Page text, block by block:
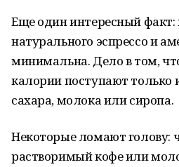
Еще один интересный факт:
натурального эспрессо и
минимальна. Дело в том,
калории поступают только
сахара, молока или сиропа.
Некоторые ломают голову:
растворимый кофе или